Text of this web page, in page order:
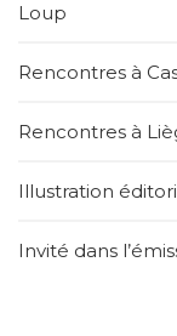
Loup
Rencontres à
Rencontres à
Illustration
Invité dans